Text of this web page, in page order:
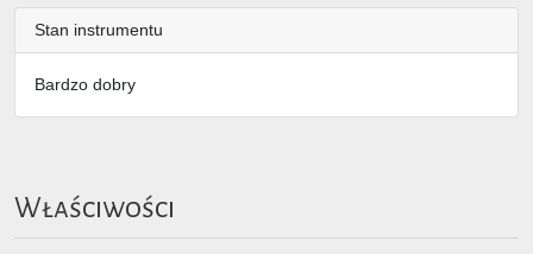
Stan instrumentu
Bardzo dobry
Właściwości